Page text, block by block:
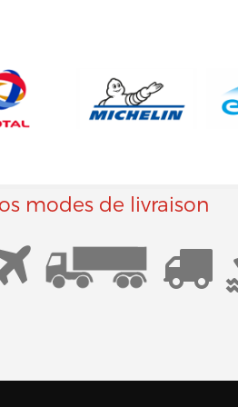
modes de livraison